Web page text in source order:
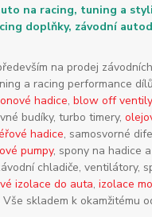
na racing, tuning a
doplňky, závodní
na prodej
a racing performance
hadice,blow off ventily
budíky, turbo timery,
hadice, samosvorné
pumpy, spony na hadice
chladiče, ventilátory,
izolace do auta,izolace
skladem k okamžitému